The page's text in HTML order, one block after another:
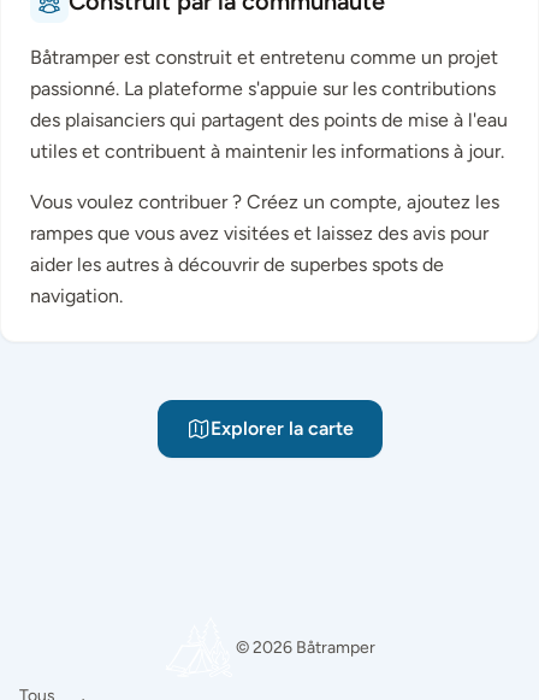
Båtramper est construit et entretenu comme un projet
passionné. La plateforme s'appuie sur les contributions
des plaisanciers qui partagent des points de mise à l'eau
utiles et contribuent à maintenir les informations à jour.
Vous voulez contribuer ? Créez un compte, ajoutez les
rampes que vous avez visitées et laissez des avis pour
aider les autres à découvrir de superbes spots de
navigation.
Explorer la carte
© 2026 Båtramper
Tous